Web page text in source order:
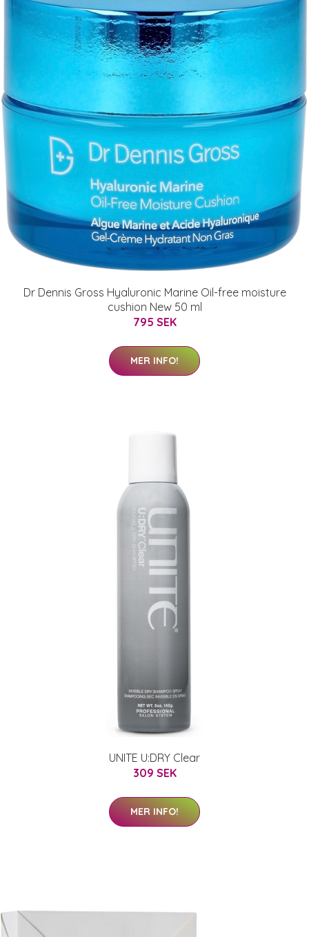
Dr Dennis Gross Hyaluronic Marine Oil-free moisture
cushion New 50 ml
795 SEK
MER INFO!
UNITE U:DRY Clear
309 SEK
MER INFO!